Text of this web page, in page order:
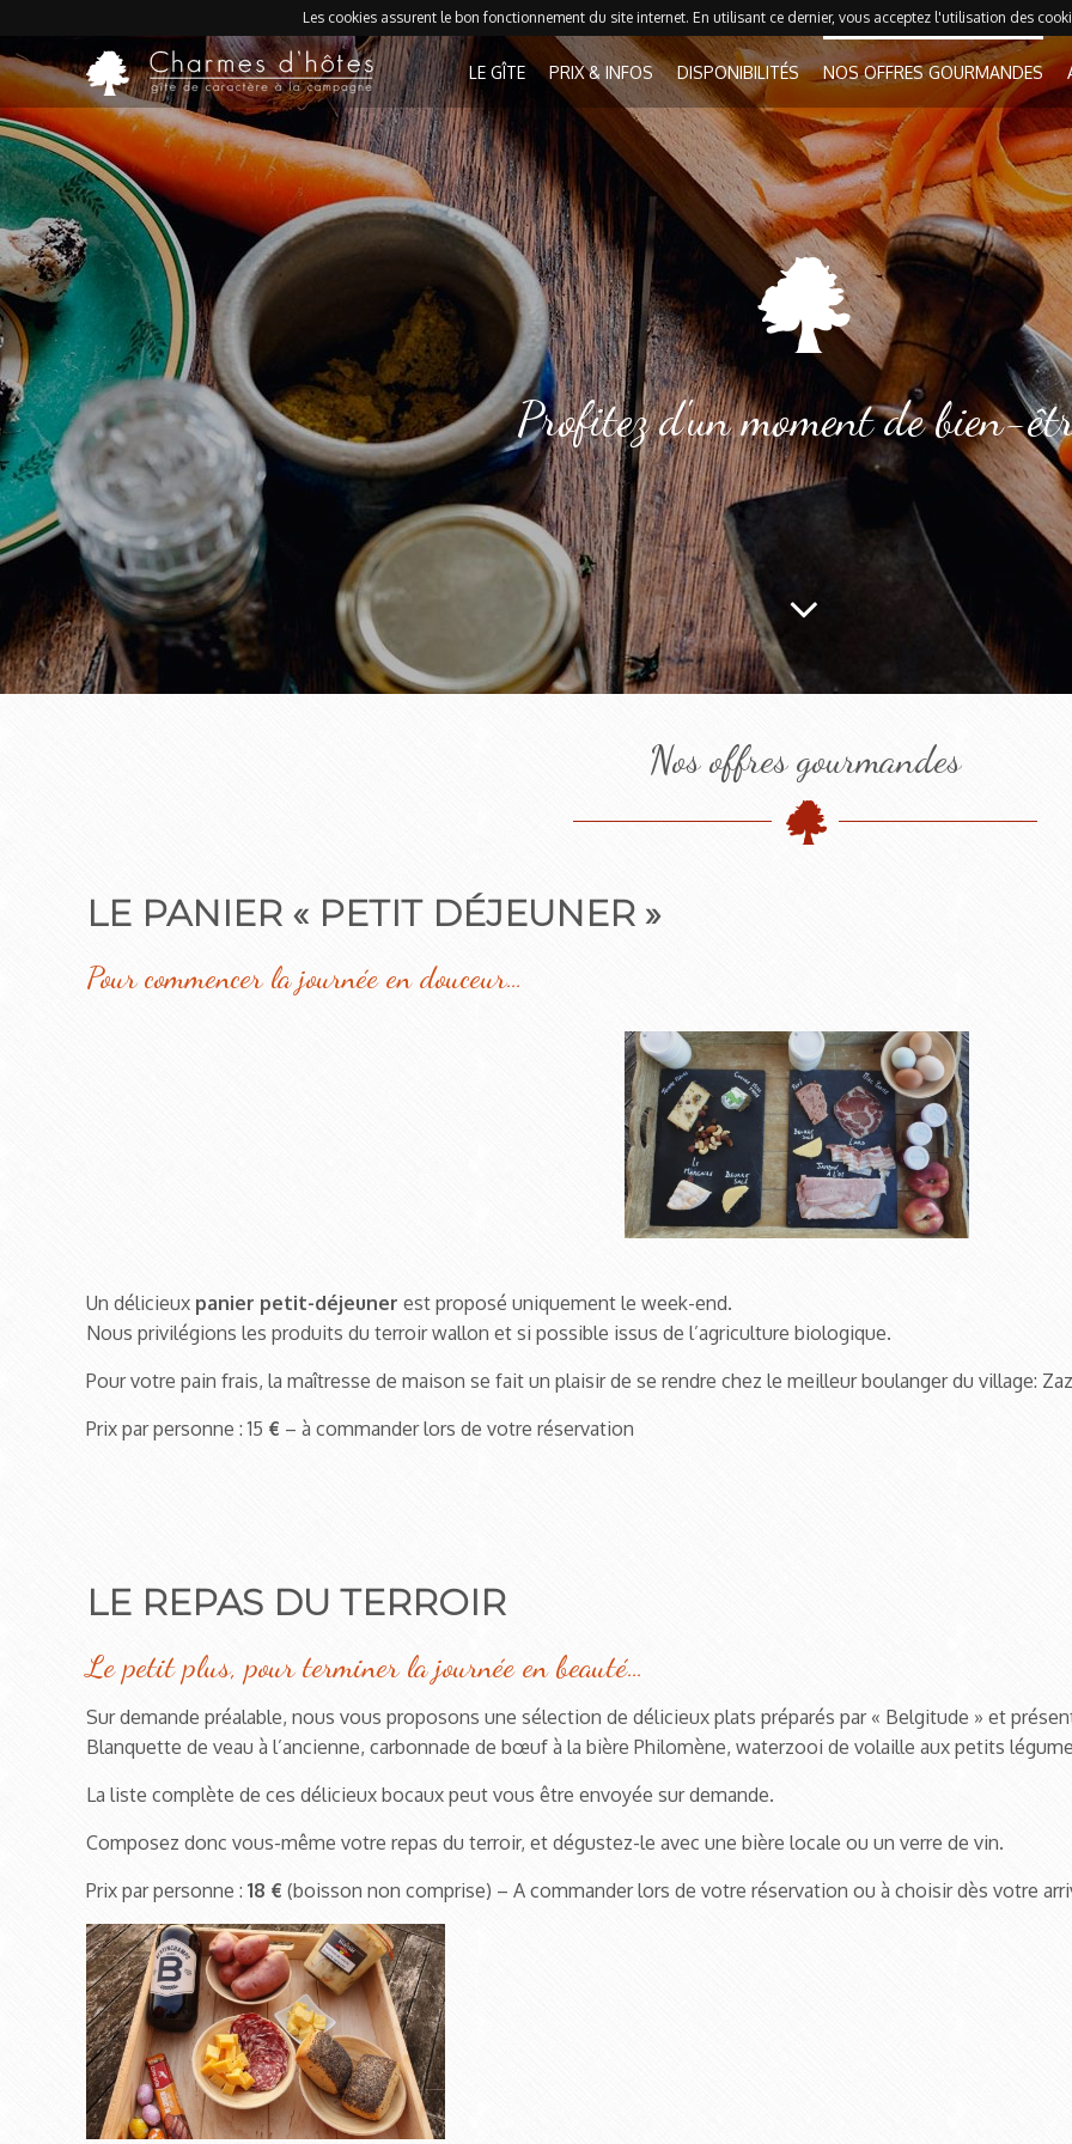
Les cookies assurent le bon fonctionnement du site internet. En utilisant ce dernier, vous acceptez l'utilisation des
LE GÎTE PRIX & INFOS DISPONIBILITÉS NOS OFFRES GOURMANDES
Profitez d'un moment de bien-
Nos offres gourmandes
LE PANIER « PETIT DÉJEUNER »
Pour commencer la journée en douceur…
Un délicieux panier petit-déjeuner est proposé uniquement le week-end.
Nous privilégions les produits du terroir wallon et si possible issus de l’agriculture biologique.
Pour votre pain frais, la maîtresse de maison se fait un plaisir de se rendre chez le meilleur boulanger du village:
Prix par personne : 15 € – à commander lors de votre réservation
LE REPAS DU TERROIR
Le petit plus, pour terminer la journée en beauté…
Sur demande préalable, nous vous proposons une sélection de délicieux plats préparés par « Belgitude » et
Blanquette de veau à l’ancienne, carbonnade de bœuf à la bière Philomène, waterzooi de volaille aux petits
La liste complète de ces délicieux bocaux peut vous être envoyée sur demande.
Composez donc vous-même votre repas du terroir, et dégustez-le avec une bière locale ou un verre de vin.
Prix par personne : 18 € (boisson non comprise) – A commander lors de votre réservation ou à choisir dès votre